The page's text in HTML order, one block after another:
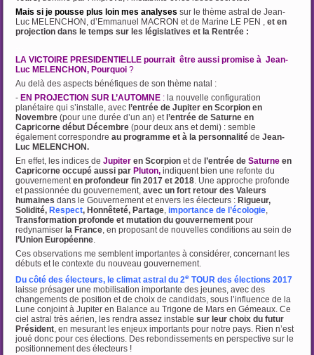
Mais si je pousse plus loin mes analyses sur le thème astral de Jean-
Luc MELENCHON, d’Emmanuel MACRON et de Marine LE PEN , et en
projection dans le temps sur les législatives et la Rentrée :
LA VICTOIRE PRESIDENTIELLE pourrait être aussi promise à Jean-
Luc MELENCHON, Pourquoi ?
Au delà des aspects bénéfiques de son thème natal :
- EN PROJECTION SUR L’AUTOMNE : la nouvelle configuration
planétaire qui s’installe, avec l’entrée de Jupiter en Scorpion en
Novembre (pour une durée d’un an) et l’entrée de Saturne en
Capricorne début Décembre (pour deux ans et demi) : semble
également correspondreau programme et à la personnalité de Jean-
Luc MELENCHON.
En effet, les indices de Jupiter en Scorpion et de l’entrée deSaturne en
Capricorne occupé aussi par Pluton, indiquent bien une refonte du
gouvernementen profondeur fin 2017 et 2018. Une approche profonde
et passionnée du gouvernement, avec un fort retour des Valeurs
humaines dans le Gouvernement et envers les électeurs : Rigueur,
Solidité, Respect, Honnêteté, Partage, importance de l’écologie,
Transformation profonde et mutation du gouvernement pour
redynamiser la France, en proposant de nouvelles conditions au sein de
l’Union Européenne.
Ces observations me semblent importantes à considérer, concernant les
débuts et le contexte du nouveau gouvernement.
Du côté des électeurs, le climat astral du 2e TOUR des élections 2017
laisse présager une mobilisation importante des jeunes, avec des
changements de position et de choix de candidats, sous l’influence de la
Lune conjoint à Jupiter en Balance au Trigone de Mars en Gémeaux. Ce
ciel astral très aérien, les rendra assez instablesur leur choix du futur
Président, en mesurant les enjeux importants pour notre pays. Rien n’est
joué donc pour ces élections. Des rebondissements en perspective sur le
positionnement des électeurs !